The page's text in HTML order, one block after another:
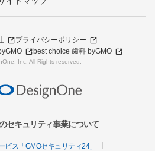
プライバシーポリシー
best choice 歯科 byGMO
Inc. All Rights reserved.
セキュリティ事業について
ス「GMOセキュリティ24」